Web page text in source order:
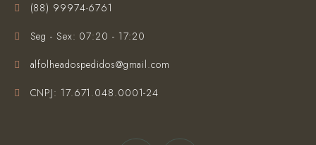
(‪88) 99974-6761‬
Seg - Sex: 07:20 - 17:20
alfolheadospedidos@gmail.com
CNPJ: 17.671.048.0001-24